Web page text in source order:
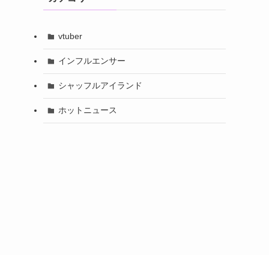
vtuber
インフルエンサー
シャッフルアイランド
ホットニュース